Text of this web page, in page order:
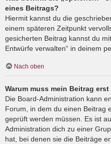
eines Beitrags?
Hiermit kannst du die
einem späteren Zeitpunkt
gesicherten Beitrag kannst du
Entwürfe verwalten“ in deinem
Nach oben
Warum muss mein Beitrag
Die Board-Administration kann
Forum, in dem du einen Beitrag
geprüft werden müssen. Es ist
Administration dich zu einer
hat, bei denen sie die Beiträge